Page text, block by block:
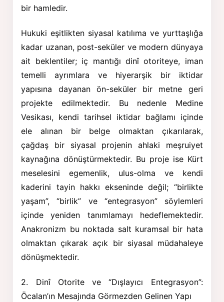
bir hamledir.
Hukuki eşitlikten siyasal katılıma ve yurttaşlığa
kadar uzanan, post-seküler ve modern dünyaya
ait beklentiler; iç mantığı dinî otoriteye, iman
temelli ayrımlara ve hiyerarşik bir iktidar
yapısına dayanan ön-seküler bir metne geri
projekte edilmektedir. Bu nedenle Medine
Vesikası, kendi tarihsel iktidar bağlamı içinde
ele alınan bir belge olmaktan çıkarılarak,
çağdaş bir siyasal projenin ahlaki meşruiyet
kaynağına dönüştürmektedir. Bu proje ise Kürt
meselesini egemenlik, ulus-olma ve kendi
kaderini tayin hakkı ekseninde değil; “birlikte
yaşam”, “birlik” ve “entegrasyon” söylemleri
içinde yeniden tanımlamayı hedeflemektedir.
Anakronizm bu noktada salt kuramsal bir hata
olmaktan çıkarak açık bir siyasal müdahaleye
dönüşmektedir.
2. Dinî Otorite ve “Dışlayıcı Entegrasyon”:
Öcalan’ın Mesajında Görmezden Gelinen Yapı